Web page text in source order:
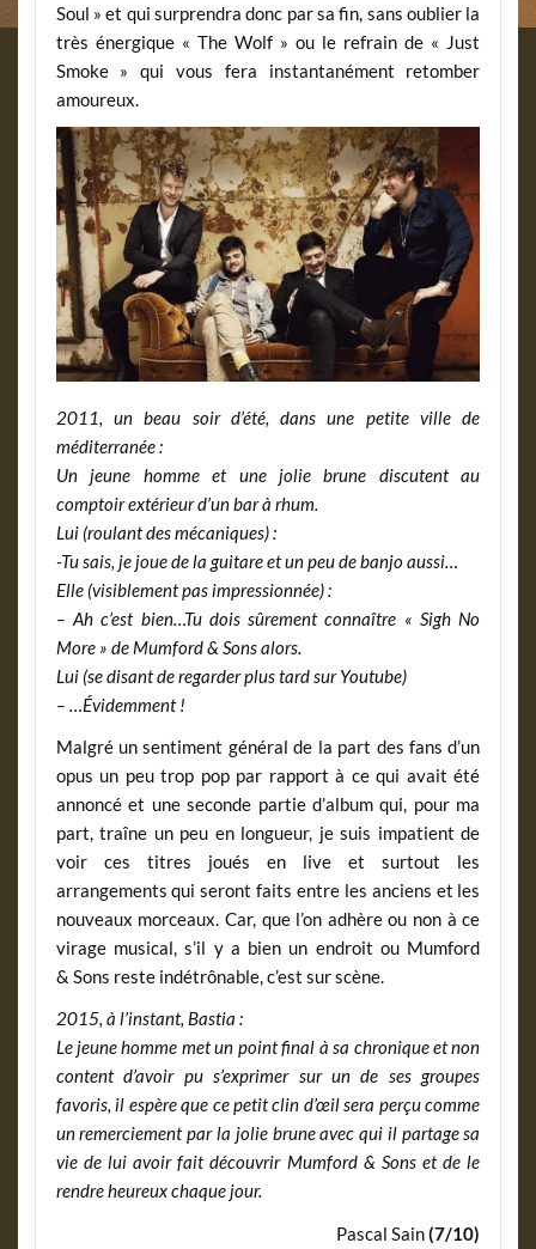
Soul » et qui surprendra donc par sa fin, sans oublier la
très énergique « The Wolf » ou le refrain de « Just
Smoke » qui vous fera instantanément retomber
amoureux.
2011, un beau soir d’été, dans une petite ville de
méditerranée :
Un jeune homme et une jolie brune discutent au
comptoir extérieur d’un bar à rhum.
Lui (roulant des mécaniques) :
-Tu sais, je joue de la guitare et un peu de banjo aussi…
Elle (visiblement pas impressionnée) :
– Ah c’est bien…Tu dois sûrement connaître « Sigh No
More » de Mumford & Sons alors.
Lui (se disant de regarder plus tard sur Youtube)
– …Évidemment !
Malgré un sentiment général de la part des fans d’un
opus un peu trop pop par rapport à ce qui avait été
annoncé et une seconde partie d’album qui, pour ma
part, traîne un peu en longueur, je suis impatient de
voir ces titres joués en live et surtout les
arrangements qui seront faits entre les anciens et les
nouveaux morceaux. Car, que l’on adhère ou non à ce
virage musical, s’il y a bien un endroit ou Mumford
& Sons reste indétrônable, c’est sur scène.
2015, à l’instant, Bastia :
Le jeune homme met un point final à sa chronique et non
content d’avoir pu s’exprimer sur un de ses groupes
favoris, il espère que ce petit clin d’œil sera perçu comme
un remerciement par la jolie brune avec qui il partage sa
vie de lui avoir fait découvrir Mumford & Sons et de le
rendre heureux chaque jour.
Pascal Sain(7/10)